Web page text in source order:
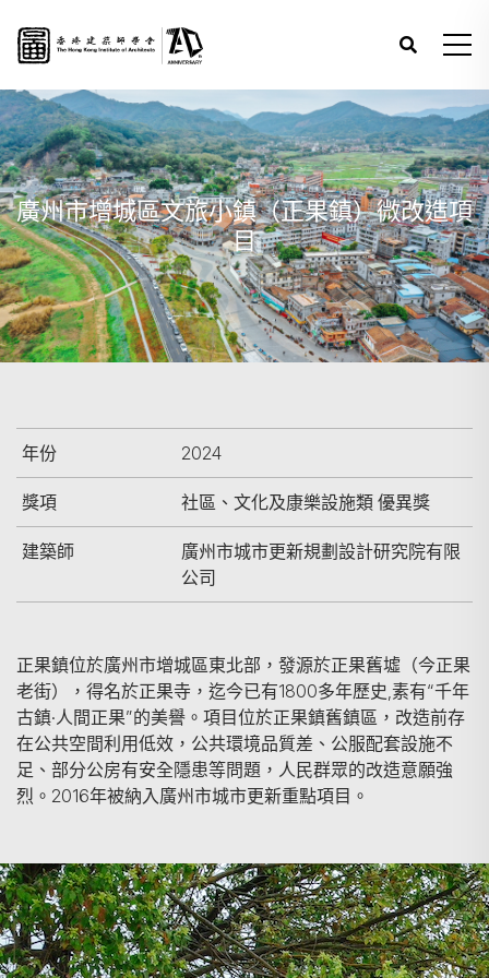
廣州市增城區文旅小鎮（正果鎮）微改造項
目
年份 2024
獎項 社區、文化及康樂設施類 優異獎
建築師
廣州市城市更新規劃設計研究院有限
公司
正果鎮位於廣州市增城區東北部，發源於正果舊墟（今正果
老街），得名於正果寺，迄今已有1800多年歷史,素有“千年
古鎮·人間正果”的美譽。項目位於正果鎮舊鎮區，改造前存
在公共空間利用低效，公共環境品質差、公服配套設施不
足、部分公房有安全隱患等問題，人民群眾的改造意願強
烈。2016年被納入廣州市城市更新重點項目。